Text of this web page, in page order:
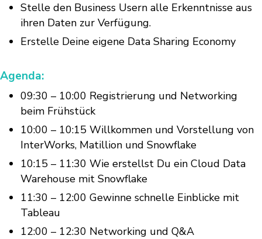
Stelle den Business Usern alle Erkenntnisse aus
ihren Daten zur Verfügung.
Erstelle Deine eigene Data Sharing Economy
Agenda:
09:30 – 10:00 Registrierung und Networking
beim Frühstück
10:00 – 10:15 Willkommen und Vorstellung von
InterWorks, Matillion und Snowflake
10:15 – 11:30 Wie erstellst Du ein Cloud Data
Warehouse mit Snowflake
11:30 – 12:00 Gewinne schnelle Einblicke mit
Tableau
12:00 – 12:30 Networking und Q&A